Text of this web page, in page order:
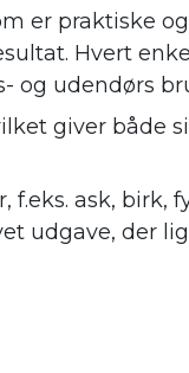
er praktiske
Hvert
og udendørs
giver både
ask, birk,
udgave, der